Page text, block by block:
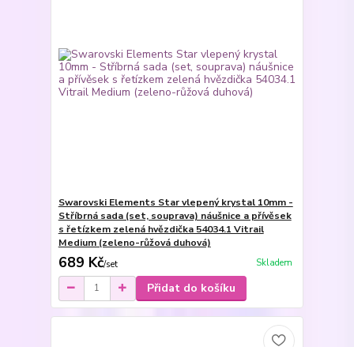
Swarovski Elements Star vlepený krystal 10mm -
Stříbrná sada (set, souprava) náušnice a přívěsek
s řetízkem zelená hvězdička 54034.1 Vitrail
Medium (zeleno-růžová duhová)
689 Kč/set Skladem
Přidat do košíku